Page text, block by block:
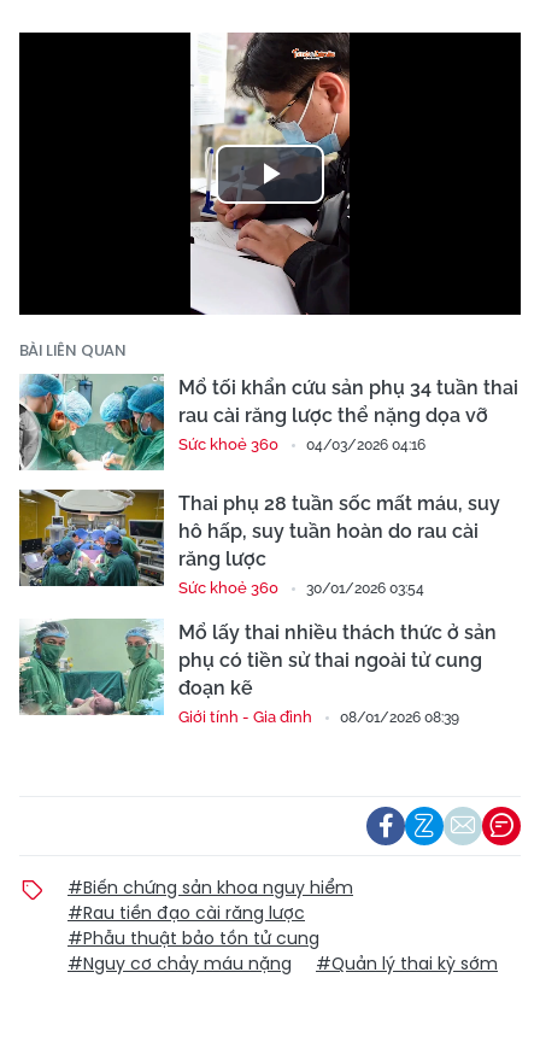
Play
Video
BÀI LIÊN QUAN
Mổ tối khẩn cứu sản phụ 34 tuần thai
rau cài răng lược thể nặng dọa vỡ
Sức khoẻ 360 04/03/2026 04:16
Thai phụ 28 tuần sốc mất máu, suy
hô hấp, suy tuần hoàn do rau cài
răng lược
Sức khoẻ 360 30/01/2026 03:54
Mổ lấy thai nhiều thách thức ở sản
phụ có tiền sử thai ngoài tử cung
đoạn kẽ
Giới tính - Gia đình 08/01/2026 08:39
#Biến chứng sản khoa nguy hiểm
#Rau tiền đạo cài răng lược
#Phẫu thuật bảo tồn tử cung
#Nguy cơ chảy máu nặng
#Quản lý thai kỳ sớm